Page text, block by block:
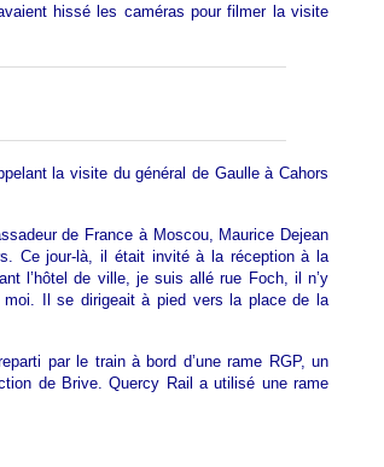
hissé les caméras pour filmer la visite
la visite du général de Gaulle à Cahors
de France à Moscou, Maurice Dejean
Ce jour-là, il était invité à la réception à la
l’hôtel de ville, je suis allé rue Foch, il n’y
Il se dirigeait à pied vers la place de la
par le train à bord d’une rame RGP, un
de Brive. Quercy Rail a utilisé une rame